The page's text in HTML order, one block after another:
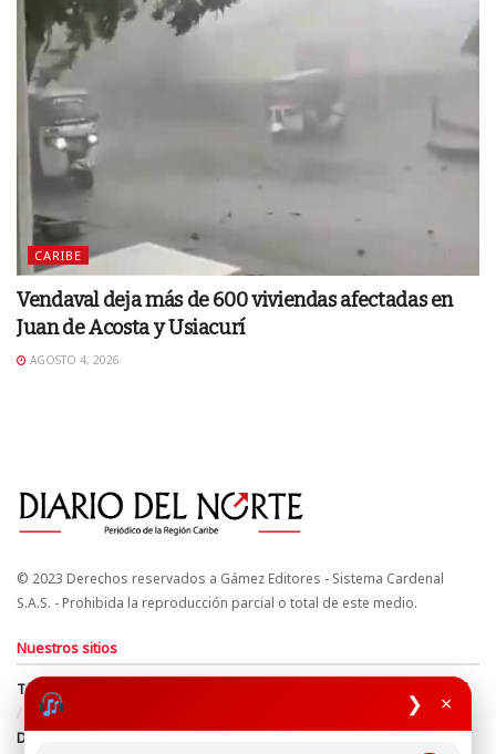
❯ ×
CARIBE
Vendaval deja más de 600 viviendas afectadas en
Juan de Acosta y Usiacurí
AGOSTO 4, 2026
© 2023 Derechos reservados a Gámez Editores - Sistema Cardenal
S.A.S. - Prohibida la reproducción parcial o total de este medio.
Nuestros sitios
Términos y Condiciones
Derechos de Autor y Propiedad Intelectual
Política de uso de cookies
Política de Tratamiento de Datos
Directrices Editoriales